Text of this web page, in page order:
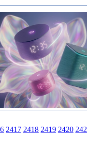
2417 2418 2419 2420